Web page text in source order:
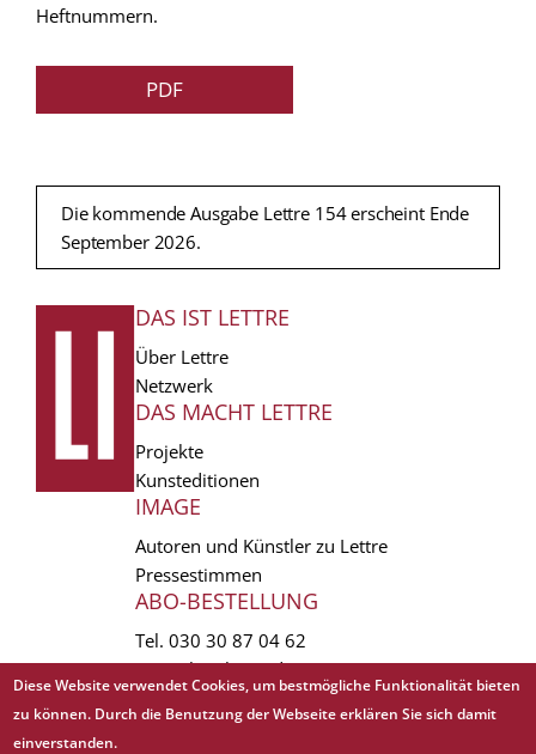
Heftnummern.
PDF
Die kommende Ausgabe Lettre 154 erscheint Ende
September 2026.
FUSSZEILE
DAS IST LETTRE
Über Lettre
Netzwerk
DAS MACHT LETTRE
Projekte
Kunsteditionen
IMAGE
Autoren und Künstler zu Lettre
Pressestimmen
ABO-BESTELLUNG
Tel. 030 30 87 04 62
vertrieb(at)lettre.de
Copyright © 1988 - 2026 Lettre International. All rights reserved.
Diese Website verwendet Cookies, um bestmögliche Funktionalität bieten
zu können. Durch die Benutzung der Webseite erklären Sie sich damit
einverstanden.